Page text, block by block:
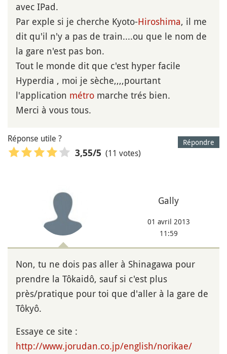
avec IPad.
Par exple si je cherche Kyoto-Hiroshima, il me
dit qu'il n'y a pas de train....ou que le nom de
la gare n'est pas bon.
Tout le monde dit que c'est hyper facile
Hyperdia , moi je sèche,,,,pourtant
l'application métro marche trés bien.
Merci à vous tous.
Répondre
Réponse utile ?
3,55/5 (11 votes)
Gally
01 avril 2013
11:59
Non, tu ne dois pas aller à Shinagawa pour
prendre la Tôkaidô, sauf si c'est plus
près/pratique pour toi que d'aller à la gare de
Tôkyô.
Essaye ce site :
http://www.jorudan.co.jp/english/norikae/